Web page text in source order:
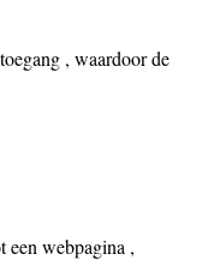
, waardoor de
webpagina ,